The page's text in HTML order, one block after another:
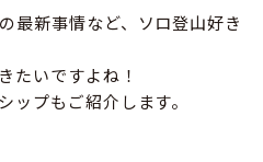
最新事情など、ソロ登山好き
たいですよね！
プもご紹介します。